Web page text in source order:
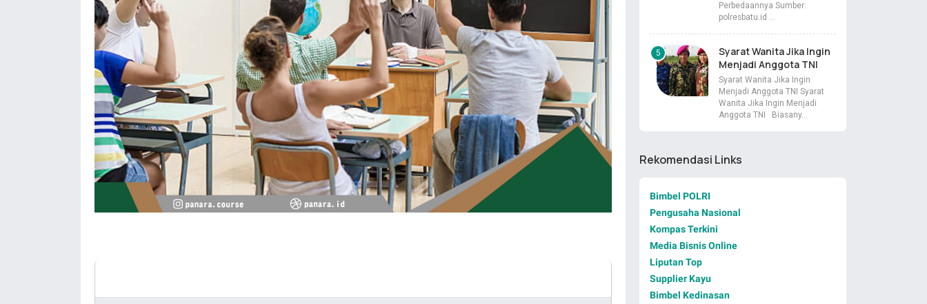
Perbedaannya Sumber:
polresbatu.id …
Syarat Wanita Jika Ingin
Menjadi Anggota TNI
Syarat Wanita Jika Ingin
Menjadi Anggota TNI Syarat
Wanita Jika Ingin Menjadi
Anggota TNI Biasany…
Rekomendasi Links
Bimbel POLRI
Pengusaha Nasional
Kompas Terkini
Media Bisnis Online
Liputan Top
Supplier Kayu
Bimbel Kedinasan